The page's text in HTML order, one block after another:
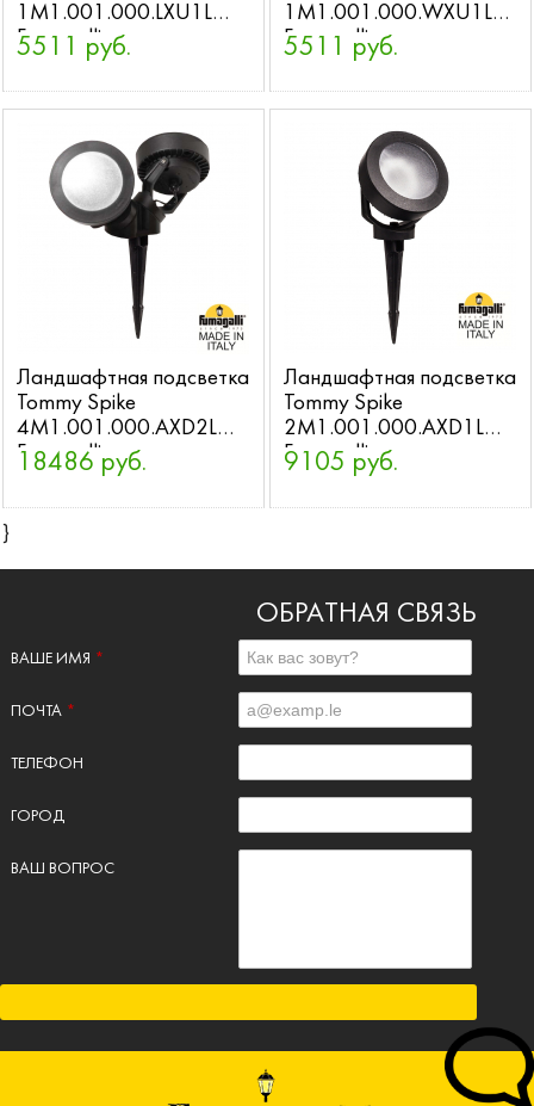
1M1.001.000.LXU1L
Fumagalli
5511 руб.
1M1.001.000.WXU1L
Fumagalli
5511 руб.
Ландшафтная подсветка
Tommy Spike
4M1.001.000.AXD2L
Fumagalli
18486 руб.
Ландшафтная подсветка
Tommy Spike
2M1.001.000.AXD1L
Fumagalli
9105 руб.
}
ОБРАТНАЯ СВЯЗЬ
ВАШЕ ИМЯ *
ПОЧТА *
ТЕЛЕФОН
ГОРОД
ВАШ ВОПРОС